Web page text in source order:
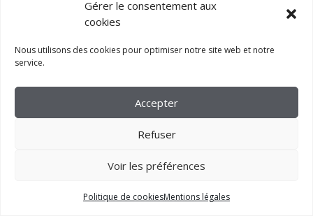
Gérer le consentement aux
cookies
Nous utilisons des cookies pour optimiser notre site web et notre
service.
Accepter
Refuser
Voir les préférences
Politique de cookiesMentions légales
FM CRÉATION